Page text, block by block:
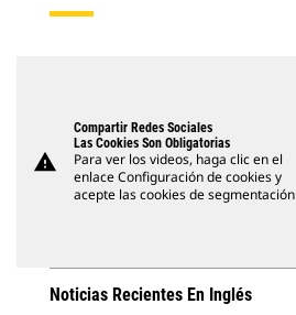
warning
Compartir Redes Sociales
Las Cookies Son Obligatorias
Para ver los videos, haga clic en el
enlace Configuración de cookies y
acepte las cookies de segmentación
Noticias Recientes En Inglés